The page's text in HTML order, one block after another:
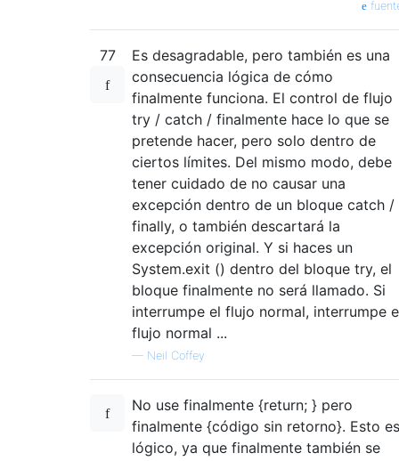
77
Es desagradable, pero también es una
consecuencia lógica de cómo
finalmente funciona. El control de flujo
try / catch / finalmente hace lo que se
pretende hacer, pero solo dentro de
ciertos límites. Del mismo modo, debe
tener cuidado de no causar una
excepción dentro de un bloque catch /
finally, o también descartará la
excepción original. Y si haces un
System.exit () dentro del bloque try, el
bloque finalmente no será llamado. Si
interrumpe el flujo normal, interrumpe
flujo normal ...
— Neil Coffey
No use finalmente {return; } pero
finalmente {código sin retorno}. Esto es
lógico, ya que finalmente también se